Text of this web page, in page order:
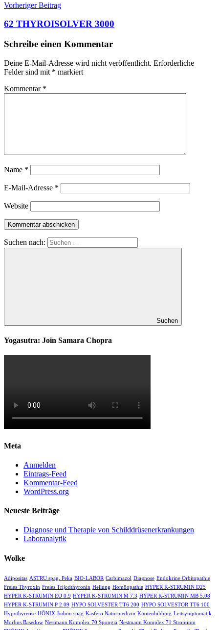
Vorheriger Beitrag
62 THYROISOLVER 3000
Schreibe einen Kommentar
Deine E-Mail-Adresse wird nicht veröffentlicht. Erforderliche
Felder sind mit * markiert
Kommentar *
Name *
E-Mail-Adresse *
Website
Suchen nach:
Suchen
Yogasutra: Join Samara Chopra
Meta
Anmelden
Eintrags-Feed
Kommentar-Feed
WordPress.org
Neueste Beiträge
Diagnose und Therapie von Schilddrüsenerkrankungen
Laboranalytik
Wolke
Adipositas ASTRU spag. Peka BIO-LABOR Carbimazol Diagnose Endokrine Orbitopathie
Freies Thyroxin Freies Trijodthyronin Heilung Homöopathie HYPER K-STRUMIN D25
HYPER K-STRUMIN EO 0.9 HYPER K-STRUMIN M 7.3 HYPER K-STRUMIN MB 5.08
HYPER K-STRUMIN P 2.09 HYPO SOLVESTER TT6 200 HYPO SOLVESTOR TT6 100
Hypothyreose HÖNIX Jodum spag Kasfero Naturmedizin Knotenbildung Leitsymptomatik
Morbus Basedow Nestmann Komplex 70 Spongia Nestmann Komplex 71 Strontium